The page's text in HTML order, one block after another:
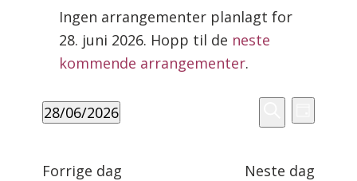
den
28.
juni
2026
Merknad
Ingen arrangementer planlagt for
28. juni 2026. Hopp til de neste
kommende arrangementer.
Search
and
Navigation
Søk
Views
Dag
28/06/2026
Forrige dag Neste dag